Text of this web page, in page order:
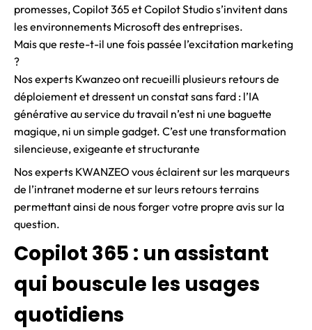
promesses, Copilot 365 et Copilot Studio s’invitent dans
les environnements Microsoft des entreprises.
Mais que reste-t-il une fois passée l’excitation marketing
?
Nos experts Kwanzeo ont recueilli plusieurs retours de
déploiement et dressent un constat sans fard : l’IA
générative au service du travail n’est ni une baguette
magique, ni un simple gadget. C’est une transformation
silencieuse, exigeante et structurante
Nos experts KWANZEO vous éclairent sur les marqueurs
de l’intranet moderne et sur leurs retours terrains
permettant ainsi de nous forger votre propre avis sur la
question.
Copilot 365 : un assistant
qui bouscule les usages
quotidiens